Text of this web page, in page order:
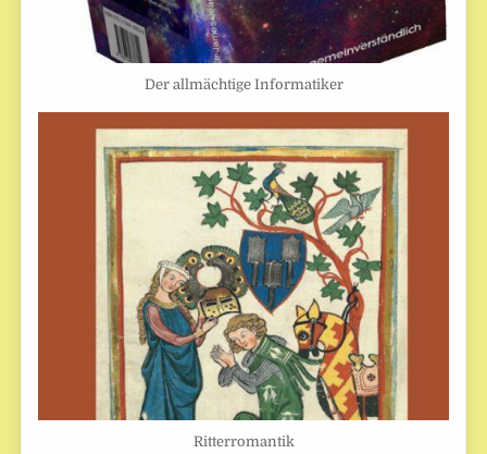
Der allmächtige Informatiker
Ritterromantik